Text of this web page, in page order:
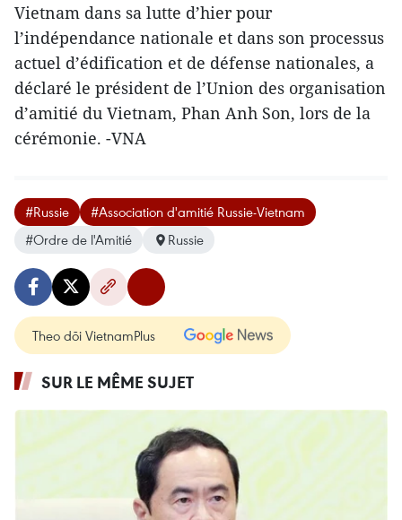
Vietnam dans sa lutte d’hier pour
l’indépendance nationale et dans son processus
actuel d’édification et de défense nationales, a
déclaré le président de l’Union des organisation
d’amitié du Vietnam, Phan Anh Son, lors de la
cérémonie. -VNA
#Russie
#Association d'amitié Russie-Vietnam
#Ordre de l'Amitié
Russie
Theo dõi VietnamPlus
SUR LE MÊME SUJET